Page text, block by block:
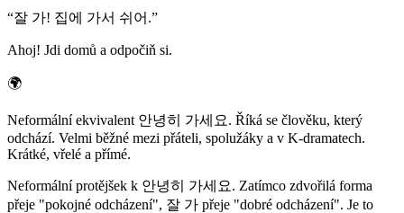
“잘 가! 집에 가서 쉬어.”
Ahoj! Jdi domů a odpočiň si.
🌍
Neformální ekvivalent 안녕히 가세요. Říká se člověku, který
odchází. Velmi běžné mezi přáteli, spolužáky a v K-dramatech.
Krátké, vřelé a přímé.
Neformální protějšek k 안녕히 가세요. Zatímco zdvořilá forma
přeje "pokojné odcházení", 잘 가 přeje "dobré odcházení". Je to